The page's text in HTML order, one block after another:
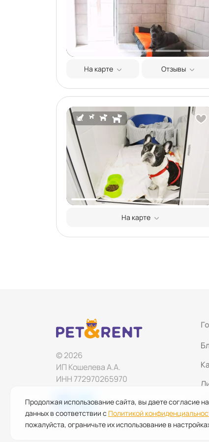
На карте Отзывы
На карте
© 2026
ИП Кошелева А.А.
ИНН 772970265970
Продолжая использование сайта, вы даете согласие
данных в соответствии с Политикой
пожалуйста, ограничьте их использование в